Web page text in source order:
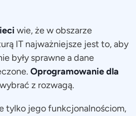
wie, że w obszarze
IT najważniejsze jest to, aby
były sprawne a dane
Oprogramowanie dla
z rozwagą.
tylko jego funkcjonalnościom,